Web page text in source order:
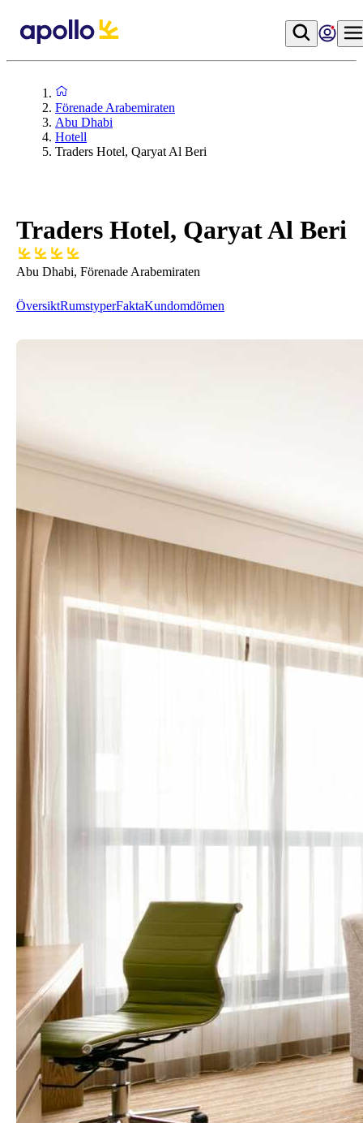
Förenade Arabemiraten
Abu Dhabi
Hotell
Traders Hotel, Qaryat Al Beri
Traders Hotel, Qaryat Al Beri
Abu Dhabi, Förenade Arabemiraten
ÖversiktRumstyperFaktaKundomdömen